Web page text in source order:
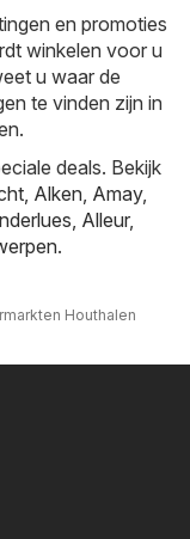
en promoties
winkelen voor u
u waar de
te vinden zijn in
deals. Bekijk
, Alken, Amay,
, Alleur,
.
Houthalen